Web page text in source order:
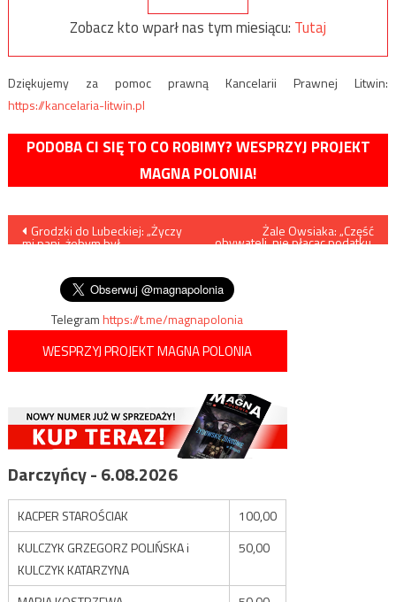
Zobacz kto wparł nas tym miesiącu: Tutaj
Dziękujemy za pomoc prawną Kancelarii Prawnej Litwin:
https://kancelaria-litwin.pl
PODOBA CI SIĘ TO CO ROBIMY? WESPRZYJ PROJEKT
MAGNA POLONIA!
Nawigacja
Grodzki do Lubeckiej: „Życzy
mi pani, żebym był
Żale Owsiaka: „Część
obywateli, nie płacąc podatku,
Telegramhttps://t.me/magnapolonia
WESPRZYJ PROJEKT MAGNA POLONIA
Darczyńcy - 6.08.2026
KACPER STAROŚCIAK
100,00
KULCZYK GRZEGORZ POLIŃSKA i
KULCZYK KATARZYNA
50,00